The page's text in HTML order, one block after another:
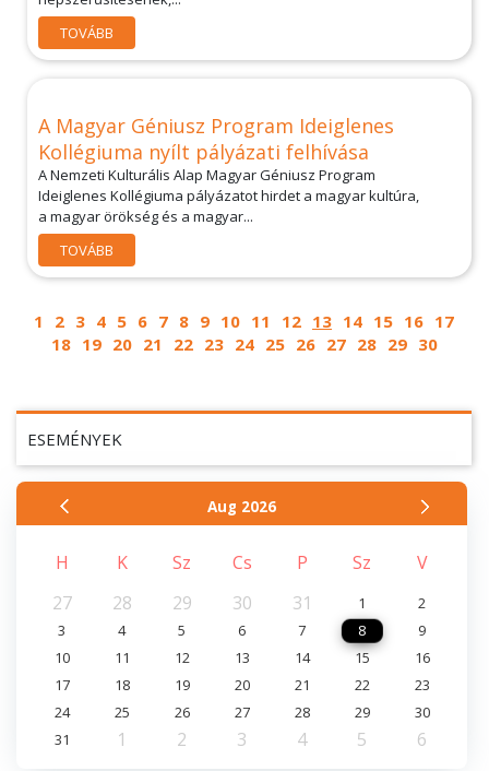
ESEMÉNYEK
Aug 2026
H K Sz Cs P Sz
V
27
28 29 30 31 1
2
3
4 5 6 7 8
9
10
11 12 13 14 15
16
17
18 19 20 21 22
23
24
25 26 27 28 29
30
31
1 2 3 4 5 6
TOVÁBB
A Magyar Géniusz Program Ideiglenes
Kollégiuma nyílt pályázati felhívása
A Nemzeti Kulturális Alap Magyar Géniusz Program
Ideiglenes Kollégiuma pályázatot hirdet a magyar kultúra,
a magyar örökség és a magyar...
TOVÁBB
1 2 3 4 5 6 7 8 9 10 11 12 13 14 15 16 17
18 19 20 21 22 23 24 25 26 27 28 29 30